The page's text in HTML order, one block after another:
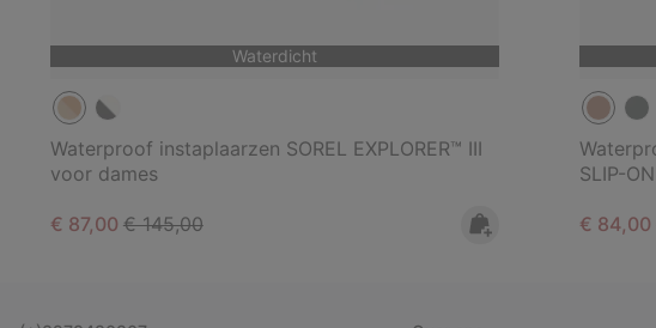
Waterdicht
Waterproof instaplaarzen SOREL EXPLORER™ III
voor dames
Sale price:
€ 87,00 Regular price:
€ 145,00
SLIP-
Sale
€ 84,00